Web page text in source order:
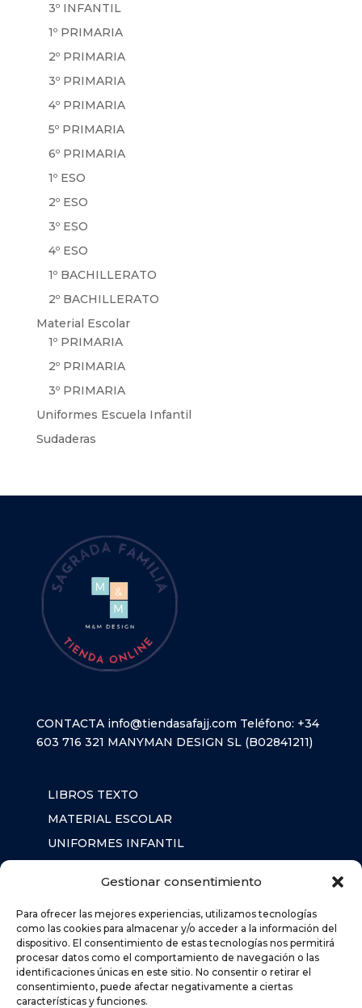
Gestionar consentimiento
Para ofrecer las mejores experiencias, utilizamos tecnologías
como las cookies para almacenar y/o acceder a la información del
dispositivo. El consentimiento de estas tecnologías nos permitirá
procesar datos como el comportamiento de navegación o las
identificaciones únicas en este sitio. No consentir o retirar el
consentimiento, puede afectar negativamente a ciertas
características y funciones.
3º INFANTIL
1º PRIMARIA
2º PRIMARIA
3º PRIMARIA
4º PRIMARIA
5º PRIMARIA
6º PRIMARIA
1º ESO
2º ESO
3º ESO
4º ESO
1º BACHILLERATO
2º BACHILLERATO
Material Escolar
1º PRIMARIA
2º PRIMARIA
3º PRIMARIA
Uniformes Escuela Infantil
Sudaderas
CONTACTA info@tiendasafajj.com Teléfono: +34
603 716 321 MANYMAN DESIGN SL (B02841211)
LIBROS TEXTO
MATERIAL ESCOLAR
UNIFORMES INFANTIL
AVISO LEGAL
POLÍTICA DE PRIVACIDAD
POLÍTICA DE COOKIES (UE)